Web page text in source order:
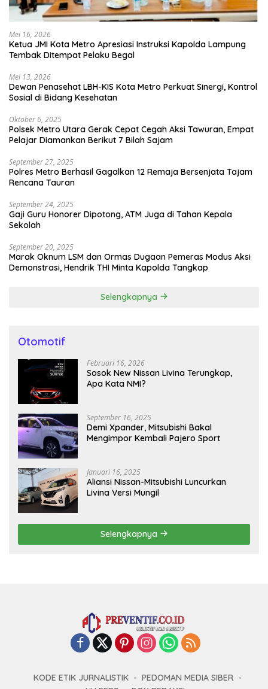
Mei 16, 2026
Ketua JMI Kota Metro Apresiasi Instruksi Kapolda Lampung
Tembak Ditempat Pelaku Begal
Mei 13, 2026
Dewan Penasehat LBH-KIS Kota Metro Perkuat Sinergi, Kontrol
Sosial di Bidang Kesehatan
Oktober 6, 2025
Polsek Metro Utara Gerak Cepat Cegah Aksi Tawuran, Empat
Pelajar Diamankan Berikut 7 Bilah Sajam
September 27, 2025
Polres Metro Berhasil Gagalkan 12 Remaja Bersenjata Tajam
Rencana Tauran
September 24, 2025
Gaji Guru Honorer Dipotong, ATM Juga di Tahan Kepala
Sekolah
September 20, 2025
Marak Oknum LSM dan Ormas Dugaan Pemeras Modus Aksi
Demonstrasi, Hendrik THI Minta Kapolda Tangkap
Selengkapnya
Otomotif
Februari 16, 2026
Sosok New Nissan Livina Terungkap,
Apa Kata NMI?
September 16, 2025
Demi Xpander, Mitsubishi Bakal
Mengimpor Kembali Pajero Sport
Januari 16, 2025
Aliansi Nissan-Mitsubishi Luncurkan
Livina Versi Mungil
Selengkapnya
KODE ETIK JURNALISTIK
PEDOMAN MEDIA SIBER